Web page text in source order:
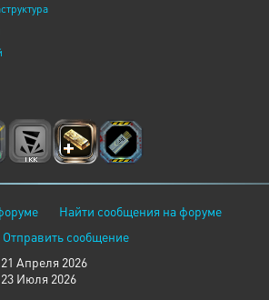
Найти сообщения на форуме
Отправить сообщение
21 Апреля 2026
23 Июля 2026